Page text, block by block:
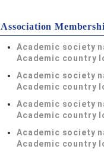
Association
Academic society
Academic country
Academic society
Academic country
Academic society
Academic country
Academic society
Academic country